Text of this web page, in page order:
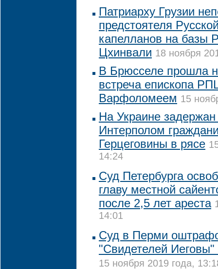
Патриарху Грузии
предстоятеля
капелланов на базы
Цхинвали 18 ноября
В Брюсселе прошла
встреча епископа
Варфоломеем 15
На Украине
Интерполом
Герцеговины в рясе
14:24
Суд Петербурга
главу местной
после 2,5 лет ареста
14:01
Суд в Перми
"Свидетелей
15 ноября 2019 года,